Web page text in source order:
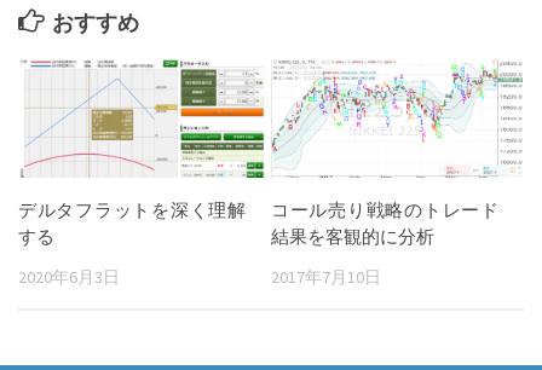
おすすめ
デルタフラットを深く理解
する
2020年6月3日
コール売り戦略のトレード
結果を客観的に分析
2017年7月10日